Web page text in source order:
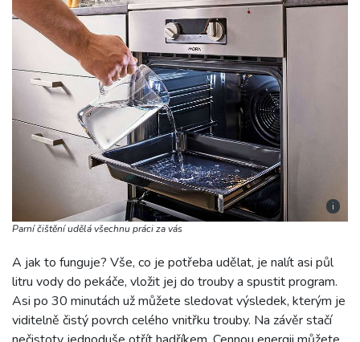
i
Parní čištění udělá všechnu práci za vás
A jak to funguje? Vše, co je potřeba udělat, je nalít asi půl
litru vody do pekáče, vložit jej do trouby a spustit program.
Asi po 30 minutách už můžete sledovat výsledek, kterým je
viditelně čistý povrch celého vnitřku trouby. Na závěr stačí